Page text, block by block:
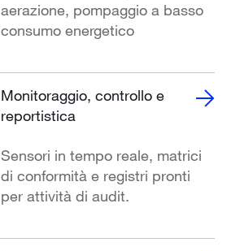
aerazione, pompaggio a basso
consumo energetico
Monitoraggio, controllo e
reportistica
Sensori in tempo reale, matrici
di conformità e registri pronti
per attività di audit.